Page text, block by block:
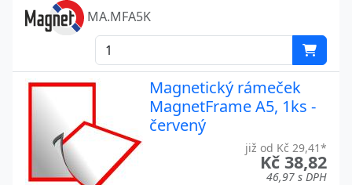
MA.MFA5K
Magnetický rámeček
MagnetFrame A5, 1ks -
červený
již od Kč 29,41*
Kč 38,82
46,97 s DPH